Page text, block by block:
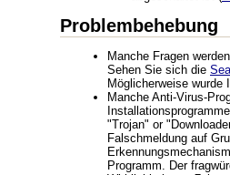
Problembehebung
Manche Fragen
Sehen Sie sich die
Möglicherweise
Manche Anti-Virus-
"Trojan" or
Falschmeldung auf
Programm. Der